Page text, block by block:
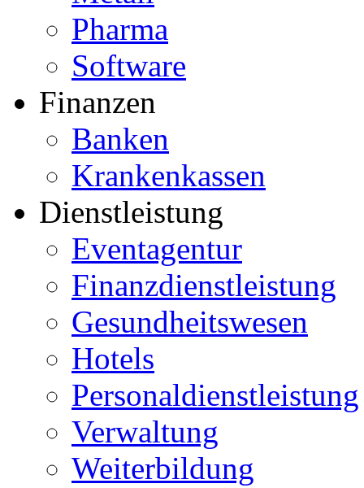
Pharma
Software
Finanzen
Banken
Krankenkassen
Dienstleistung
Eventagentur
Finanzdienstleistung
Gesundheitswesen
Hotels
Personaldienstleistung
Verwaltung
Weiterbildung